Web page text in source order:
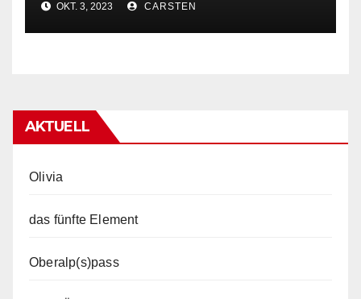
OKT. 3, 2023 CARSTEN
AKTUELL
Olivia
das fünfte Element
Oberalp(s)pass